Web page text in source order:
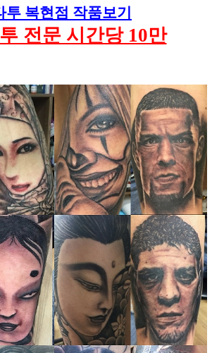
투 복현점 작품보기
전문 시간당 10만